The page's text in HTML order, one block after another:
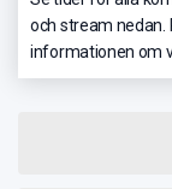
och stream nedan.
informationen om